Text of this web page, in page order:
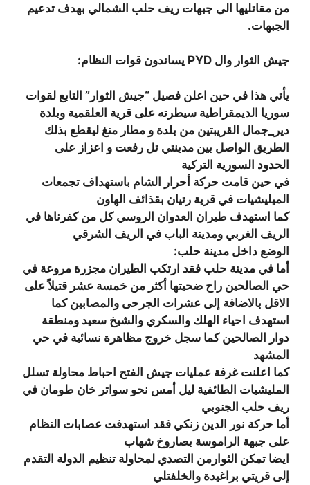
من مقاتليها الى جبهات ريف حلب الشمالي بهدف تدعيم
الجبهات.
جيش الثوار وال PYD يساندون قوات النظام:
يأتي هذا في حين اعلن فصيل “جيش الثوار” التابع لقوات
سوريا الديمقراطية سيطرته على قرية العلقمية وبلدة
دير_جمال القريبتين من بلدة و مطار منغ ليقطع بذلك
الطريق الواصل بين مدينتي تل رفعت و اعزاز على
الحدود السورية التركية
في حين قامت حركة أحرار الشام باستهداف تجمعات
الميليشيات في قرية رتيان بقذائف الهاون
كما استهدف طيران العدوان الروسي كل من كفرناها في
الريف الغربي ومدينة الباب في الريف الشرقي
الوضع داخل مدينة حلب:
أما في مدينة حلب فقد ارتكب الطيران مجزرة مروعة في
حي الصالحين راح ضحيتها أكثر من خمسة عشر قتيلاً على
الاقل بالاضافة إلى عشرات الجرحى والمصابين كما
استهدف احياء الهلك والسكري والشيخ سعيد ومنطقة
دوار الصالحين كما سجل خروج مظاهرة نسائية في حي
المشهد
كما اعلنت غرفة عمليات جيش الفتح احباط محاولة تسلل
المليشيات الطائفية ليل أمس نحو سواتر خان طومان في
ريف حلب الجنوبي
أما حركة نور الدين زنكي فقد استهدفت عصابات النظام
على جبهة الراموسة بصاروخ شهاب
ايضا تمكن الثوارمن التصدي لمحاولة تنظيم الدولة التقدم
إلى قريتي براغيدة والخلفتلي